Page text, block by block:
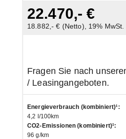
22.470,- €
18.882,- € (Netto), 19% MwSt.
Fragen Sie nach
/ Leasingangeboten.
Energieverbrauch (kombiniert)¹:
4,2 l/100km
CO2-Emissionen (kombiniert)¹:
96 g/km